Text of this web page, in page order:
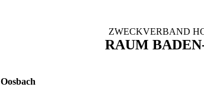
ZWECKVERBAND
RAUM
Oosbach